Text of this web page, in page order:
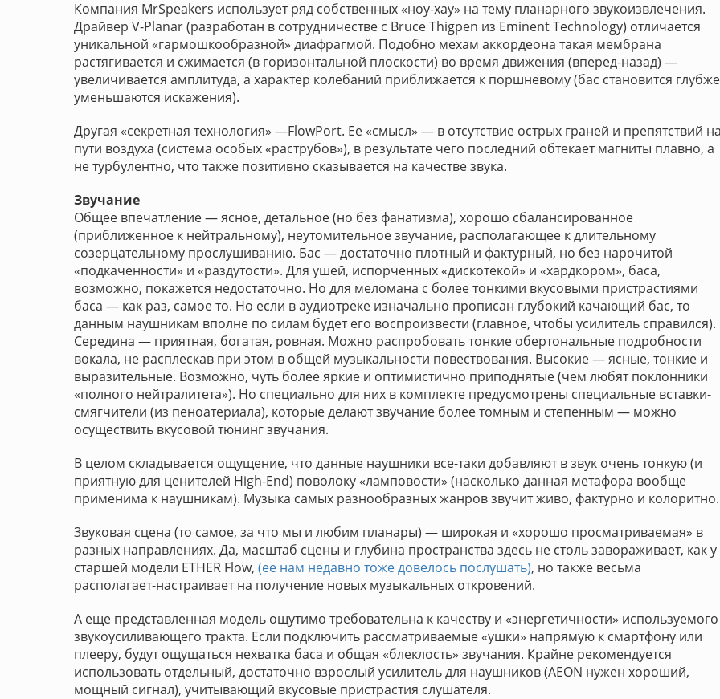
Компания MrSpeakers использует ряд собственных «ноу-хау» на тему планарного звукоизвлечения.
Драйвер V-Planar (разработан в сотрудничестве с Bruce Thigpen из Eminent Technology) отличается
уникальной «гармошкообразной» диафрагмой. Подобно мехам аккордеона такая мембрана
растягивается и сжимается (в горизонтальной плоскости) во время движения (вперед-назад) —
увеличивается амплитуда, а характер колебаний приближается к поршневому (бас становится
уменьшаются искажения).
Другая «секретная технология» —FlowPort. Ее «смысл» — в отсутствие острых граней и препятствий
пути воздуха (система особых «раструбов»), в результате чего последний обтекает магниты плавно, а
не турбулентно, что также позитивно сказывается на качестве звука.
Звучание
Общее впечатление — ясное, детальное (но без фанатизма), хорошо сбалансированное
(приближенное к нейтральному), неутомительное звучание, располагающее к длительному
созерцательному прослушиванию. Бас — достаточно плотный и фактурный, но без нарочитой
«подкаченности» и «раздутости». Для ушей, испорченных «дискотекой» и «хардкором», баса,
возможно, покажется недостаточно. Но для меломана с более тонкими вкусовыми пристрастиями
баса — как раз, самое то. Но если в аудиотреке изначально прописан глубокий качающий бас, то
данным наушникам вполне по силам будет его воспроизвести (главное, чтобы усилитель справился).
Середина — приятная, богатая, ровная. Можно распробовать тонкие обертональные подробности
вокала, не расплескав при этом в общей музыкальности повествования. Высокие — ясные, тонкие и
выразительные. Возможно, чуть более яркие и оптимистично приподнятые (чем любят поклонники
«полного нейтралитета»). Но специально для них в комплекте предусмотрены специальные вставки-
смягчители (из пеноатериала), которые делают звучание более томным и степенным — можно
осуществить вкусовой тюнинг звучания.
В целом складывается ощущение, что данные наушники все-таки добавляют в звук очень тонкую (и
приятную для ценителей High-End) поволоку «ламповости» (насколько данная метафора вообще
применима к наушникам). Музыка самых разнообразных жанров звучит живо, фактурно и колоритно.
Звуковая сцена (то самое, за что мы и любим планары) — широкая и «хорошо просматриваемая» в
разных направлениях. Да, масштаб сцены и глубина пространства здесь не столь завораживает, как у
старшей модели ETHER Flow, (ее нам недавно тоже довелось послушать), но также весьма
располагает-настраивает на получение новых музыкальных откровений.
А еще представленная модель ощутимо требовательна к качеству и «энергетичности» используемого
звукоусиливающего тракта. Если подключить рассматриваемые «ушки» напрямую к смартфону или
плееру, будут ощущаться нехватка баса и общая «блеклость» звучания. Крайне рекомендуется
использовать отдельный, достаточно взрослый усилитель для наушников (AEON нужен хороший,
мощный сигнал), учитывающий вкусовые пристрастия слушателя.